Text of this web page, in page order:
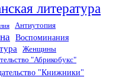
литература
Антиутопия
Воспоминания
Женщины
"Абрикобукс"
"Книжники"